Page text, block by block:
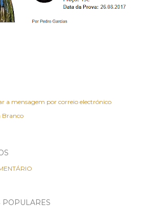
a mensagem por correio electrónico
Branco
POPULARES